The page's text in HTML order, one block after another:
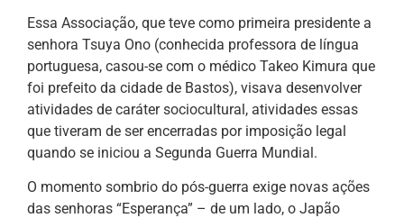
Essa Associação, que teve como primeira presidente a
senhora Tsuya Ono (conhecida professora de língua
portuguesa, casou-se com o médico Takeo Kimura que
foi prefeito da cidade de Bastos), visava desenvolver
atividades de caráter sociocultural, atividades essas
que tiveram de ser encerradas por imposição legal
quando se iniciou a Segunda Guerra Mundial.
O momento sombrio do pós-guerra exige novas ações
das senhoras “Esperança” – de um lado, o Japão